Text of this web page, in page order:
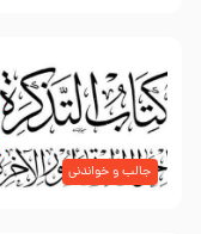
جالب و خواندنی